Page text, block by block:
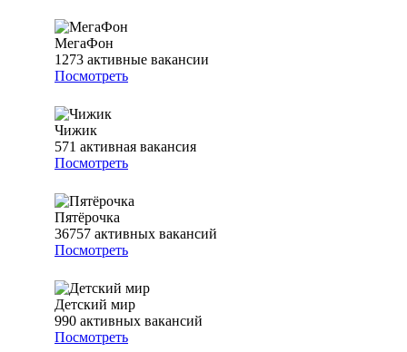
МегаФон
1273 активные вакансии
Посмотреть
Чижик
571 активная вакансия
Посмотреть
Пятёрочка
36757 активных вакансий
Посмотреть
Детский мир
990 активных вакансий
Посмотреть